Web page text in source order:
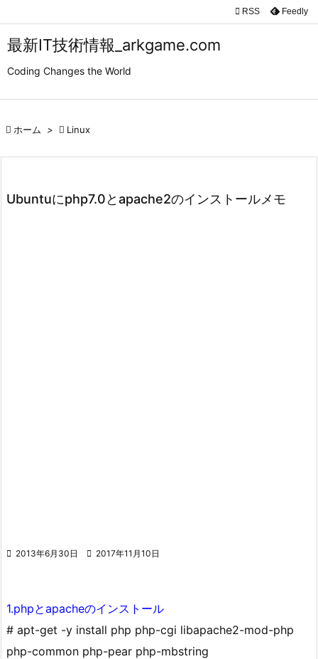
最新IT技術情報_arkgame.com
Coding Changes the World


 RSS Feedly
 ホーム >  Linux
Ubuntuにphp7.0とapache2のインストールメモ
 2013年6月30日  2017年11月10日
1.phpとapacheのインストール
# apt-get -y install php php-cgi libapache2-mod-php
php-common php-pear php-mbstring